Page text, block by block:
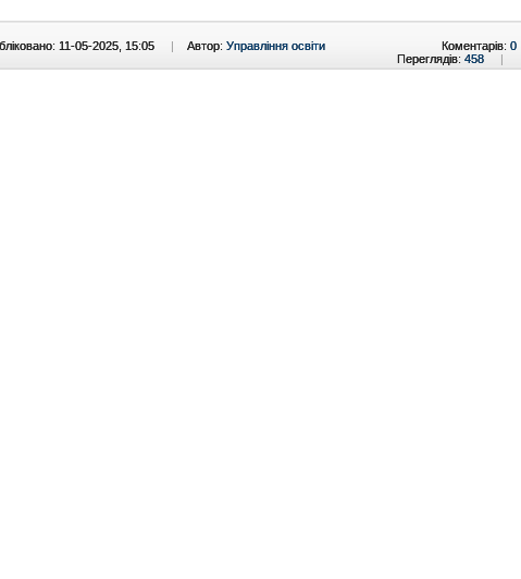
11-05-2025, 15:05 Автор: Управління освіти Коментарів: 0
Переглядів: 458